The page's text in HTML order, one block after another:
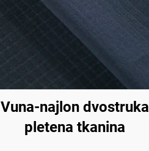
Vuna-najlon dvostruka
pletena tkanina